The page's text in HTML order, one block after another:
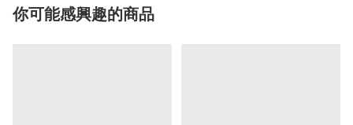
你可能感興趣的商品